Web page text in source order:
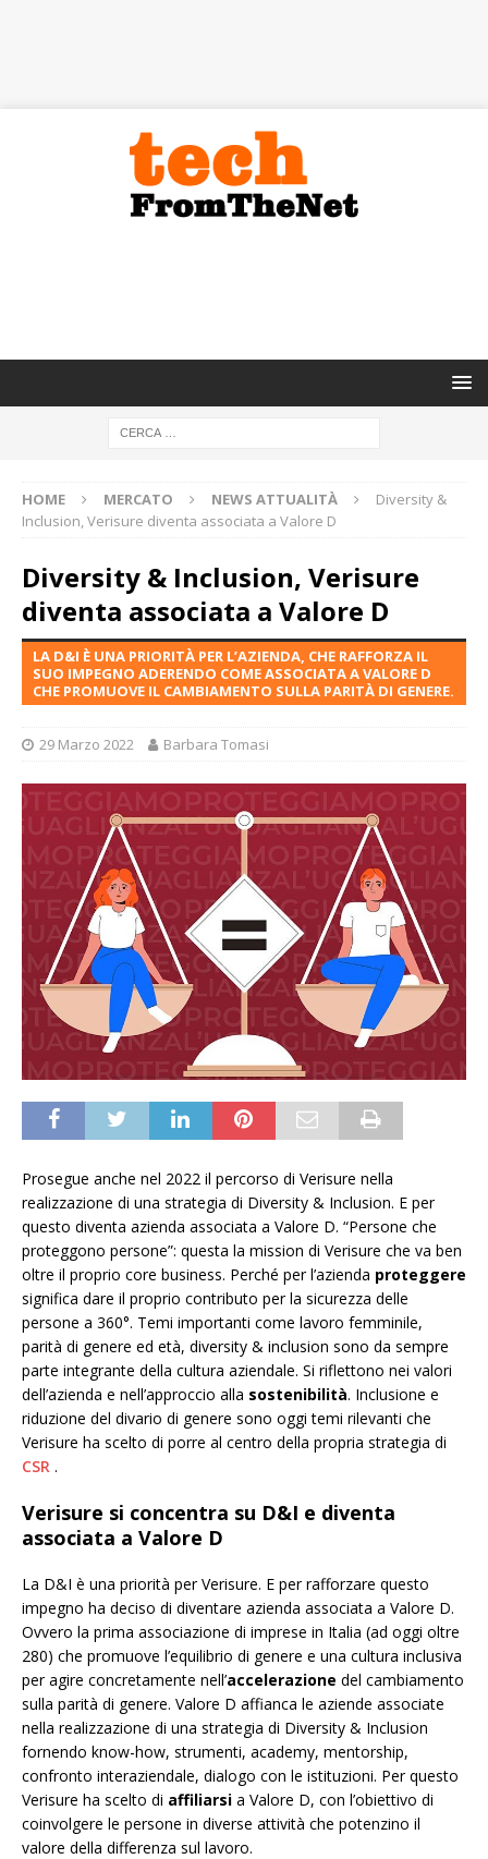
HOME MERCATO NEWS ATTUALITÀ
Diversity &
Inclusion, Verisure diventa associata a Valore D
Diversity & Inclusion, Verisure
diventa associata a Valore D
LA D&I È UNA PRIORITÀ PER L’AZIENDA, CHE RAFFORZA IL
SUO IMPEGNO ADERENDO COME ASSOCIATA A VALORE D
CHE PROMUOVE IL CAMBIAMENTO SULLA PARITÀ DI GENERE.
29 Marzo 2022 Barbara Tomasi
Prosegue anche nel 2022 il percorso di Verisure nella
realizzazione di una strategia di Diversity & Inclusion. E per
questo diventa azienda associata a Valore D. “Persone che
proteggono persone”: questa la mission di Verisure che va ben
oltre il proprio core business. Perché per l’azienda proteggere
significa dare il proprio contributo per la sicurezza delle
persone a 360°. Temi importanti come lavoro femminile,
parità di genere ed età, diversity & inclusion sono da sempre
parte integrante della cultura aziendale. Si riflettono nei valori
dell’azienda e nell’approccio alla sostenibilità. Inclusione e
riduzione del divario di genere sono oggi temi rilevanti che
Verisure ha scelto di porre al centro della propria strategia di
CSR .
Verisure si concentra su D&I e diventa
associata a Valore D
La D&I è una priorità per Verisure. E per rafforzare questo
impegno ha deciso di diventare azienda associata a Valore D.
Ovvero la prima associazione di imprese in Italia (ad oggi oltre
280) che promuove l’equilibrio di genere e una cultura inclusiva
per agire concretamente nell’accelerazione del cambiamento
sulla parità di genere. Valore D affianca le aziende associate
nella realizzazione di una strategia di Diversity & Inclusion
fornendo know-how, strumenti, academy, mentorship,
confronto interaziendale, dialogo con le istituzioni. Per questo
Verisure ha scelto di affiliarsi a Valore D, con l’obiettivo di
coinvolgere le persone in diverse attività che potenzino il
valore della differenza sul lavoro.